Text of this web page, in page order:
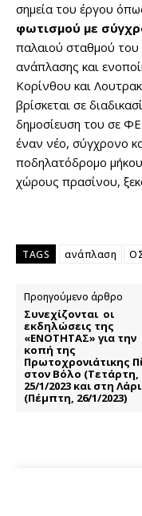
σημεία του έργου
φωτισμού με
παλαιού σταθμού
ανάπλασης και
Κορίνθου και
βρίσκεται σε
δημοσίευση του σε
έναν νέο, σύγχρονο
ποδηλατόδρομο
χώρους πρασίνου,
TAGS ανάπλαση
Προηγούμενο άρθρο
Συνεχίζονται οι
εκδηλώσεις της
«ΕΝΟΤΗΤΑΣ» για την
κοπή της
Πρωτοχρονιάτικης
στον Βόλο (Τετάρτη,
25/1/2023 και στη
(Πέμπτη, 26/1/2023)